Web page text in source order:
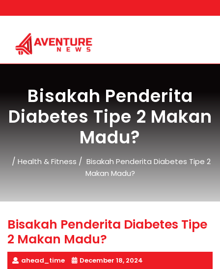
to
Bisakah Penderita
Diabetes Tipe 2 Makan
Madu?
/ Health & Fitness / Bisakah Penderita Diabetes Tipe 2
Makan Madu?
Bisakah Penderita Diabetes Tipe
2 Makan Madu?
ahead_time
December 18, 2024